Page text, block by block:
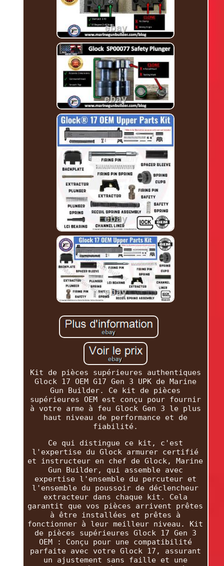
Kit de pièces supérieures authentiques
Glock 17 OEM G17 Gen 3 UPK de Marine
Gun Builder. Ce kit de pièces
supérieures OEM est conçu pour fournir
à votre arme à feu Glock Gen 3 le plus
haut niveau de performance et de
fiabilité.
Ce qui distingue ce kit, c'est
l'expertise du Glock armurer certifié
et instructeur en chef de Glock, Marine
Gun Builder, qui assemble avec
expertise l'ensemble du percuteur et
l'ensemble du poussoir de déclencheur
extracteur dans chaque kit. Cela
garantit que vos pièces arrivent prêtes
à être installées et prêtes à
fonctionner à leur meilleur niveau. Kit
de pièces supérieures Glock 17 Gen 3
OEM : Conçu pour une compatibilité
parfaite avec votre Glock 17, assurant
un ajustement sans faille et une